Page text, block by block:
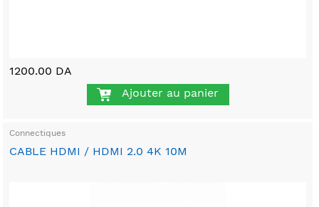
1200.00 DA
Ajouter au panier
Connectiques
CABLE HDMI / HDMI 2.0 4K 10M